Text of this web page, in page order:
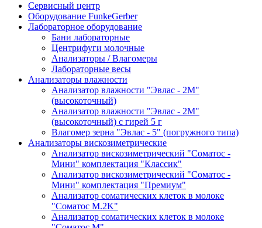
Сервисный центр
Оборудование FunkeGerber
Лабораторное оборудование
Бани лабораторные
Центрифуги молочные
Анализаторы / Влагомеры
Лабораторные весы
Анализаторы влажности
Анализатор влажности "Эвлас - 2М"
(высокоточный)
Анализатор влажности "Эвлас - 2М"
(высокоточный) с гирей 5 г
Влагомер зерна "Эвлас - 5" (погружного типа)
Анализаторы вискозиметрические
Анализатор вискозиметрический "Соматос -
Мини" комплектация "Классик"
Анализатор вискозиметрический "Соматос -
Мини" комплектация "Премиум"
Анализатор соматических клеток в молоке
"Соматос М.2K"
Анализатор соматических клеток в молоке